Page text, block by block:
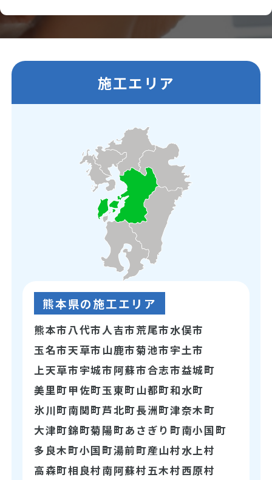
施工エリア
熊本県の施工エリア
熊本市八代市人吉市荒尾市水俣市
玉名市天草市 山鹿市菊池市宇土市
上天草市宇城市阿蘇市合志市益城町
美里町甲佐町玉東町山都町和水町
氷川町南関町芦北町長洲町津奈木町
大津町錦町菊陽町あさぎり町南小国町
多良木町小国町湯前町産山村水上村
高森町相良村南阿蘇村五木村西原村